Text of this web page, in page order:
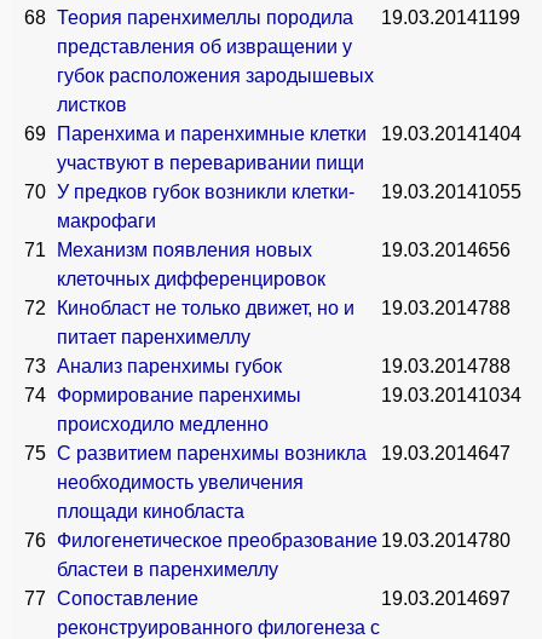
68 Теория паренхимеллы породила
представления об извращении у
губок расположения зародышевых
листков
19.03.20141199
69
Паренхима и паренхимные клетки
участвуют в переваривании пищи
19.03.20141404
70 У предков губок возникли клетки-
макрофаги
19.03.20141055
71
Механизм появления новых
клеточных дифференцировок
19.03.2014656
72
Кинобласт не только движет, но и
питает паренхимеллу
19.03.2014788
73 Анализ паренхимы губок 19.03.2014788
74 Формирование паренхимы
происходило медленно
19.03.20141034
75 С развитием паренхимы возникла
необходимость увеличения
площади кинобласта
19.03.2014647
76 Филогенетическое преобразование
бластеи в паренхимеллу
19.03.2014780
77 Сопоставление
реконструированного филогенеза с
19.03.2014697